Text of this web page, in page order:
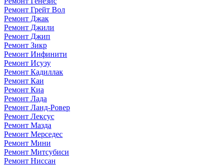
Ремонт Грейт Вол
Ремонт Джак
Ремонт Джили
Ремонт Джип
Ремонт Зикр
Ремонт Инфинити
Ремонт Исузу
Ремонт Кадиллак
Ремонт Каи
Ремонт Киа
Ремонт Лада
Ремонт Ланд-Ровер
Ремонт Лексус
Ремонт Мазда
Ремонт Мерседес
Ремонт Мини
Ремонт Митсубиси
Ремонт Ниссан